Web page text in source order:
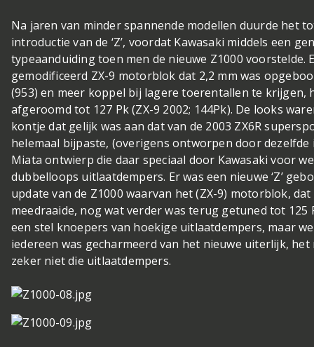
Na jaren van minder spannende modellen duurde het
introductie van de ‘Z’, voordat Kawasaki middels een
typeaanduiding toen men de nieuwe Z1000 voorstelde.
gemodificeerd ZX-9 motorblok dat 2,2 mm was
(953) en meer koppel bij lagere toerentallen te krijgen,
afgeroomd tot 127 Pk (ZX-9 2002; 144Pk). De looks
kontje dat gelijk was aan dat van de 2003 ZX6R
helemaal bijpaste, (overigens ontworpen door
Miata ontwierp die daar speciaal door Kawasaki voor
dubbelloops uitlaatdempers. Er was een nieuwe ‘Z’
update van de Z1000 waarvan het (ZX-9) motorblok,
meedraaide, nog wat verder was terug getuned tot
een stel knoepers van hoekige uitlaatdempers, maar
iedereen was gecharmeerd van het nieuwe uiterlijk,
zeker niet die uitlaatdempers.